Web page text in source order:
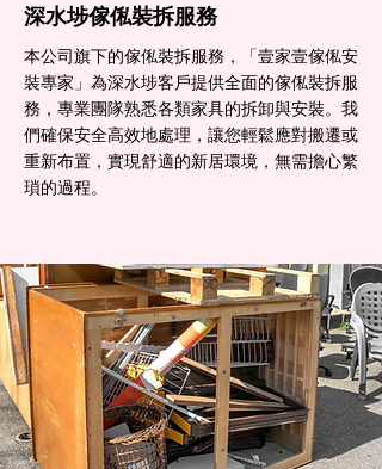
深水埗傢俬裝拆服務
本公司旗下的傢俬裝拆服務，「壹家壹傢俬安
裝專家」為深水埗客戶提供全面的傢俬裝拆服
務，專業團隊熟悉各類家具的拆卸與安裝。我
們確保安全高效地處理，讓您輕鬆應對搬遷或
重新布置，實現舒適的新居環境，無需擔心繁
瑣的過程。